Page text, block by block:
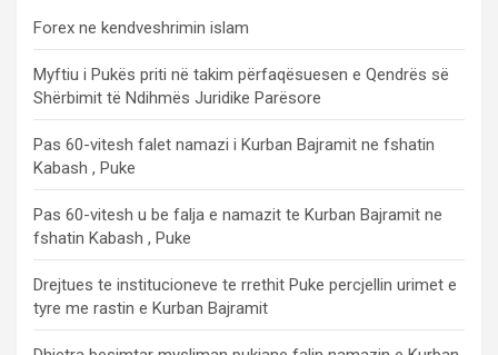
Forex ne kendveshrimin islam
Myftiu i Pukës priti në takim përfaqësuesen e Qendrës së
Shërbimit të Ndihmës Juridike Parësore
Pas 60-vitesh falet namazi i Kurban Bajramit ne fshatin
Kabash , Puke
Pas 60-vitesh u be falja e namazit te Kurban Bajramit ne
fshatin Kabash , Puke
Drejtues te institucioneve te rrethit Puke percjellin urimet e
tyre me rastin e Kurban Bajramit